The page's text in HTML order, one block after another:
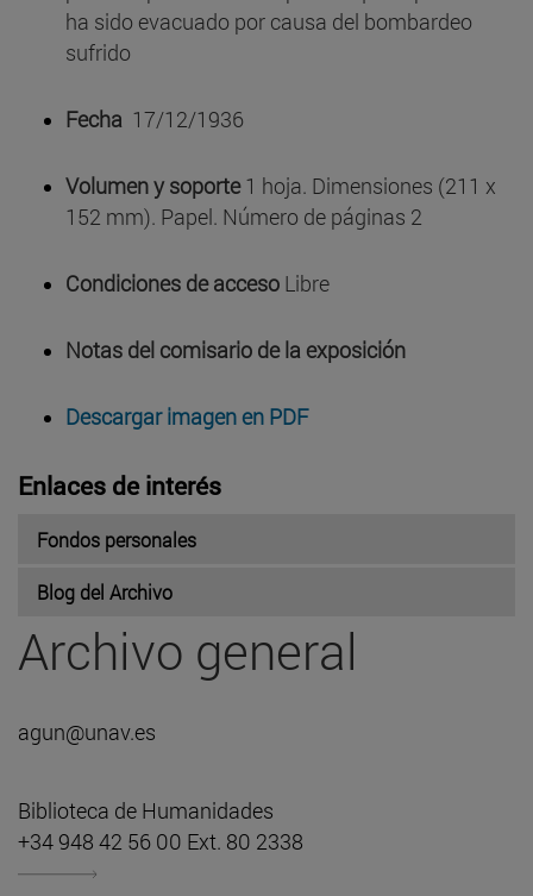
ha sido evacuado por causa del bombardeo
sufrido
Fecha 17/12/1936
Volumen y soporte1 hoja. Dimensiones (211 x
152 mm). Papel. Número de páginas 2
Condiciones de acceso Libre
Notas del comisario de la exposición
Descargar imagen en PDF
Enlaces de interés
Fondos personales
Blog del Archivo
Archivo general
agun@unav.es
Biblioteca de Humanidades
+34 948 42 56 00 Ext. 80 2338